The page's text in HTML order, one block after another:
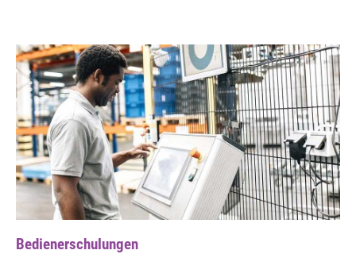
Bedienerschulungen